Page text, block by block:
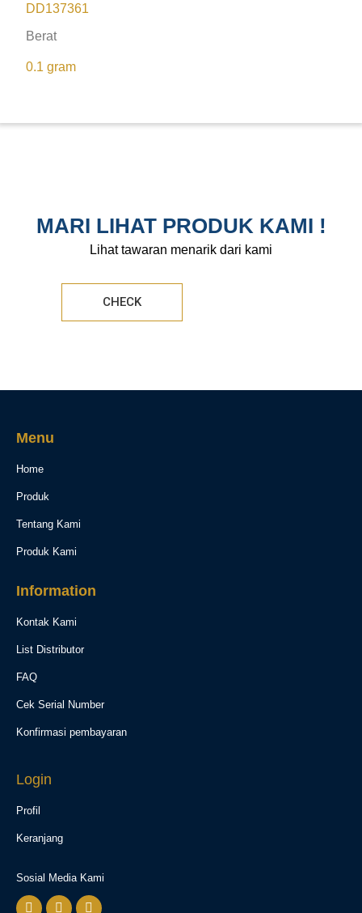
DD137361
Berat
0.1 gram
MARI LIHAT PRODUK KAMI !
Lihat tawaran menarik dari kami
CHECK
Menu
Home
Produk
Tentang Kami
Produk Kami
Information
Kontak Kami
List Distributor
FAQ
Cek Serial Number
Konfirmasi pembayaran
Login
Profil
Keranjang
Sosial Media Kami